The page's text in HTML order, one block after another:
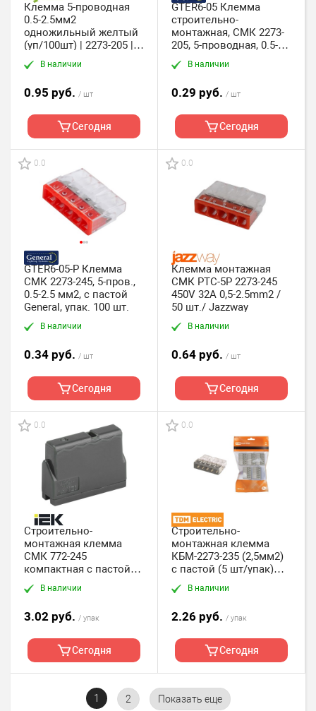
Клемма 5-проводная
0.5-2.5мм2
одножильный желтый
(уп/100шт) | 2273-205 |
WAGOВ наличии
0.95 руб. / шт
Сегодня
GTER6-05 Клемма
строительно-
монтажная, СМК 2273-
205, 5-проводная, 0.5-
2.5 мм2 General, упак.
100 шт.В наличии
0.29 руб. / шт
Сегодня
0.0
GTER6-05-P Клемма
СМК 2273-245, 5-пров.,
0.5-2.5 мм2, с пастой
General, упак. 100 шт.
В наличии
0.34 руб. / шт
Сегодня
0.0
Клемма монтажная
СМК PTC-5P 2273-245
450V 32A 0,5-2.5mm2 /
50 шт./ Jazzway
В наличии
0.64 руб. / шт
Сегодня
0.0
Строительно-
монтажная клемма
СМК 772-245
компактная с пастой
(4шт/упак) IEK.
В наличии
3.02 руб. / упак
Сегодня
0.0
Строительно-
монтажная клемма
КБМ-2273-235 (2,5мм2)
с пастой (5 шт/упак)
TDMВ наличии
2.26 руб. / упак
Сегодня
1 2 Показать еще